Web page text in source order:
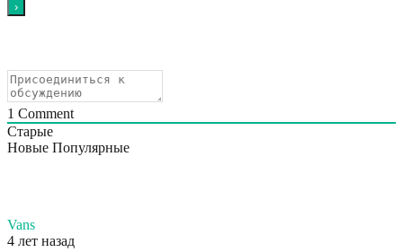
1 Comment
Старые
Новые Популярные
Vans
4 лет назад